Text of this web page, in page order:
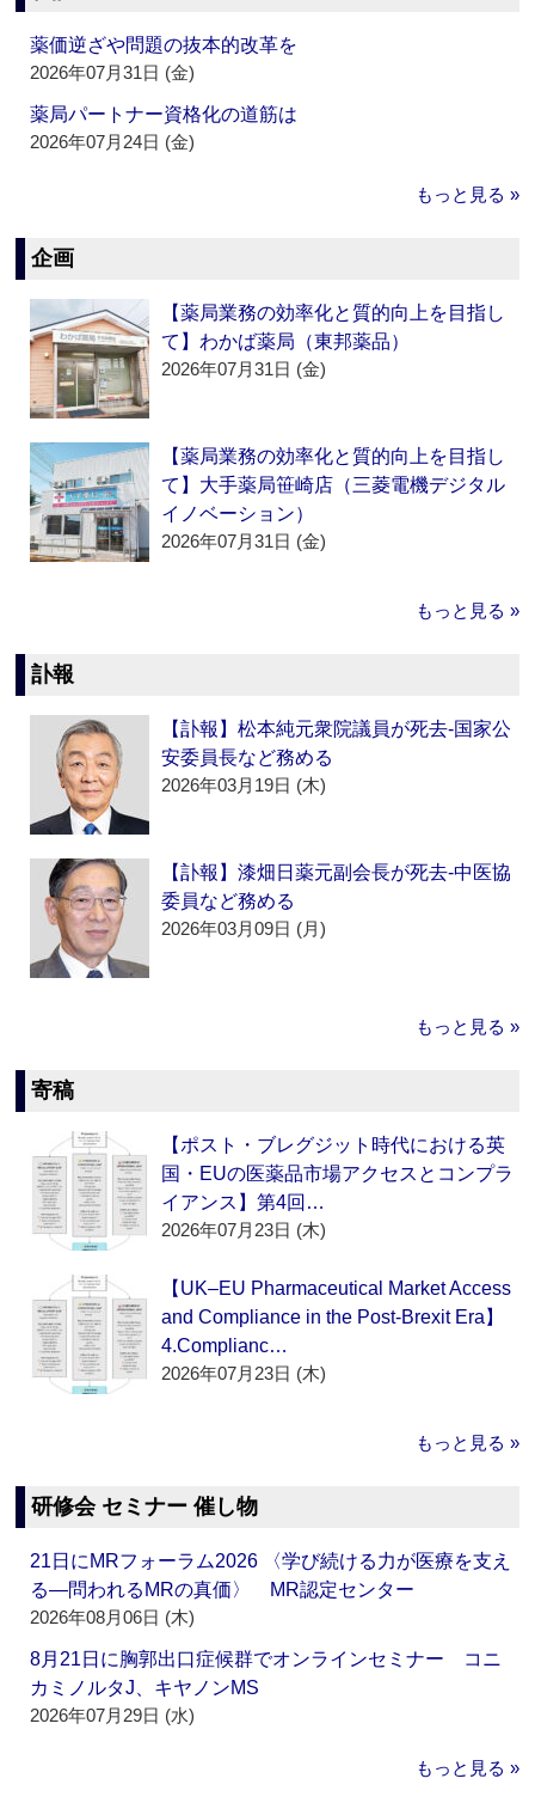
薬価逆ざや問題の抜本的改革を
2026年07月31日 (金)
薬局パートナー資格化の道筋は
2026年07月24日 (金)
もっと見る »
企画
【薬局業務の効率化と質的向上を目指し
て】わかば薬局（東邦薬品）
2026年07月31日 (金)
【薬局業務の効率化と質的向上を目指し
て】大手薬局笹崎店（三菱電機デジタル
イノベーション）
2026年07月31日 (金)
もっと見る »
訃報
【訃報】松本純元衆院議員が死去‐国家公
安委員長など務める
2026年03月19日 (木)
【訃報】漆畑日薬元副会長が死去‐中医協
委員など務める
2026年03月09日 (月)
もっと見る »
寄稿
【ポスト・ブレグジット時代における英
国・EUの医薬品市場アクセスとコンプラ
イアンス】第4回…
2026年07月23日 (木)
【UK–EU Pharmaceutical Market Access
and Compliance in the Post-Brexit Era】
4.Complianc…
2026年07月23日 (木)
もっと見る »
研修会 セミナー 催し物
21日にMRフォーラム2026 〈学び続ける力が医療を支え
る―問われるMRの真価〉 MR認定センター
2026年08月06日 (木)
8月21日に胸郭出口症候群でオンラインセミナー コニ
カミノルタJ、キヤノンMS
2026年07月29日 (水)
もっと見る »